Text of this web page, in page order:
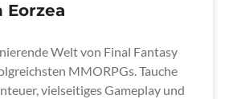
Eorzea
Welt von Final Fantasy
MMORPGs. Tauche
vielseitiges Gameplay und